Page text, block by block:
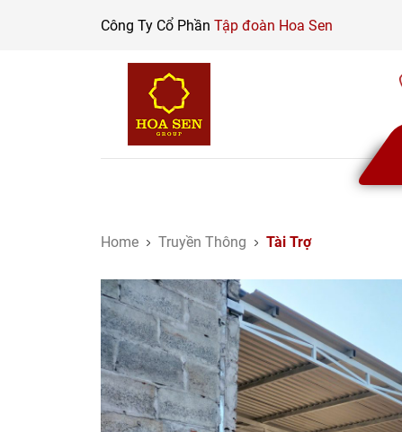
Công Ty Cổ Phần Tập đoàn Hoa Sen
Home Truyền Thông Tài Trợ